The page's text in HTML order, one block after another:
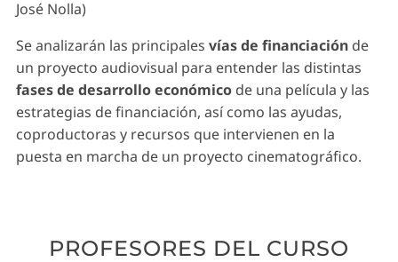
José Nolla)
Se analizarán las principales vías de financiaciónde
un proyecto audiovisual para entender las distintas
fases de desarrollo económicode una película y las
estrategias de financiación, así como las ayudas,
coproductoras y recursos que intervienen en la
puesta en marcha de un proyecto cinematográfico.
PROFESORES DEL CURSO